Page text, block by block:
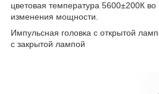
цветовая температура 5600±200К
изменения мощности.
Импульсная головка с открытой
с закрытой лампой